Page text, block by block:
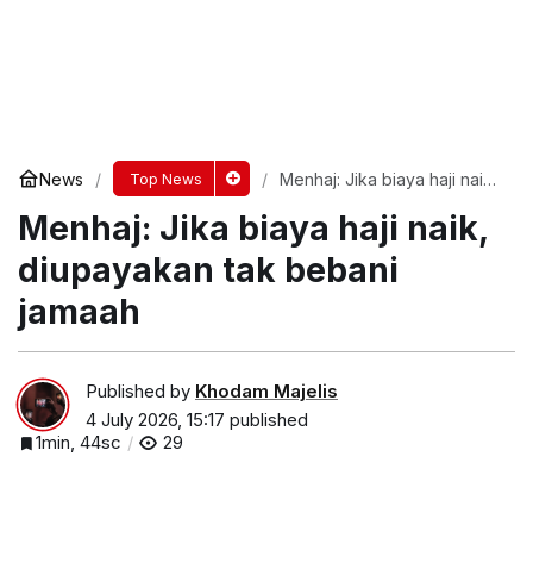
News Top News
Menhaj: Jika biaya haji naik,
jamaah
Menhaj: Jika biaya haji naik,
diupayakan tak bebani
jamaah
Published by Khodam Majelis
4 July 2026, 15:17 published
1min, 44sc
29